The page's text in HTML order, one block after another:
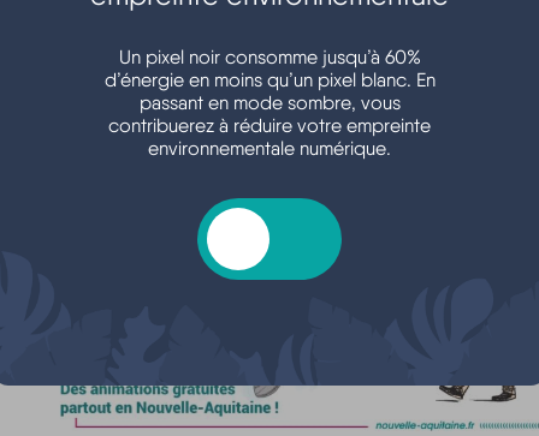
Un pixel noir consomme jusqu’à 60%
d’énergie en moins qu’un pixel blanc. En
passant en mode sombre, vous
contribuerez à réduire votre empreinte
environnementale numérique.